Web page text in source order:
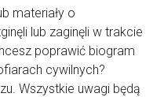
materiały o
lub zaginęli w trakcie
poprawić biogram
cywilnych?
Wszystkie uwagi będą